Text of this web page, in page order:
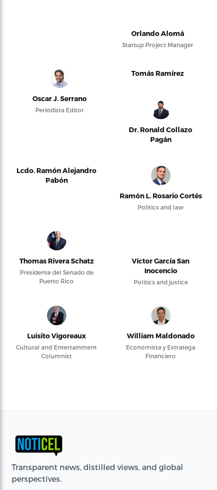
Orlando Alomá
Startup Project Manager
Oscar J. Serrano
Periodista Editor
Tomás Ramírez
Dr. Ronald Collazo
Pagán
Lcdo. Ramón Alejandro
Pabón
Ramón L. Rosario Cortés
Politics and law
Thomas Rivera Schatz
Presidente del Senado de
Puerto Rico
Víctor García San
Inocencio
Politics and justice
Luisito Vigoreaux
Cultural and Entertainment
Columnist
William Maldonado
Economista y Estratega
Financiero
Transparent news, distilled views, and global
perspectives.